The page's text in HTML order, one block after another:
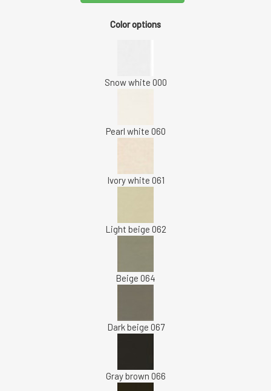
Color options
Snow white 000
Pearl white 060
Ivory white 061
Light beige 062
Beige 064
Dark beige 067
Gray brown 066